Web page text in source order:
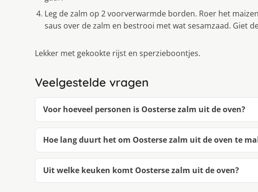
Leg de zalm op 2 voorverwarmde borden. Roer het
saus over de zalm en bestrooi met wat sesamzaad. Giet
Lekker met gekookte rijst en sperzieboontjes.
Veelgestelde vragen
Voor hoeveel personen is Oosterse zalm uit de oven?
Hoe lang duurt het om Oosterse zalm uit de oven te
Uit welke keuken komt Oosterse zalm uit de oven?